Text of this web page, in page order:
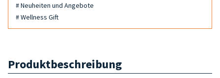
# Neuheiten und Angebote
# Wellness Gift
Produktbeschreibung